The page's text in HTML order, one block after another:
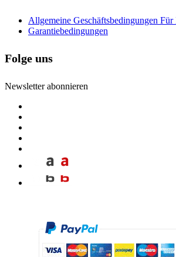
Allgemeine Geschäftsbedingungen
Garantiebedingungen
Folge uns
Newsletter abonnieren